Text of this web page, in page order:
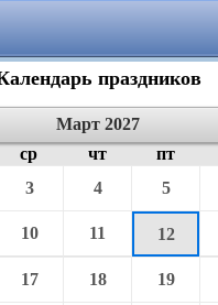
праздников
Март 2027
ср чт пт
3 4 5
10 11 12
17 18 19